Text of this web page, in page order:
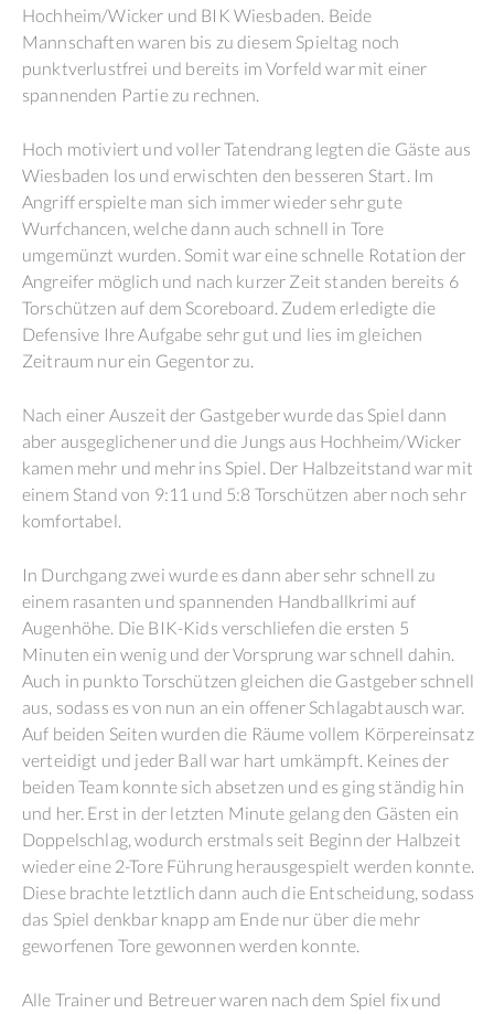
Hochheim/Wicker und BIK Wiesbaden. Beide
Mannschaften waren bis zu diesem Spieltag noch
punktverlustfrei und bereits im Vorfeld war mit einer
spannenden Partie zu rechnen.
Hoch motiviert und voller Tatendrang legten die Gäste aus
Wiesbaden los und erwischten den besseren Start. Im
Angriff erspielte man sich immer wieder sehr gute
Wurfchancen, welche dann auch schnell in Tore
umgemünzt wurden. Somit war eine schnelle Rotation der
Angreifer möglich und nach kurzer Zeit standen bereits 6
Torschützen auf dem Scoreboard. Zudem erledigte die
Defensive Ihre Aufgabe sehr gut und lies im gleichen
Zeitraum nur ein Gegentor zu.
Nach einer Auszeit der Gastgeber wurde das Spiel dann
aber ausgeglichener und die Jungs aus Hochheim/Wicker
kamen mehr und mehr ins Spiel. Der Halbzeitstand war mit
einem Stand von 9:11 und 5:8 Torschützen aber noch sehr
komfortabel.
In Durchgang zwei wurde es dann aber sehr schnell zu
einem rasanten und spannenden Handballkrimi auf
Augenhöhe. Die BIK-Kids verschliefen die ersten 5
Minuten ein wenig und der Vorsprung war schnell dahin.
Auch in punkto Torschützen gleichen die Gastgeber schnell
aus, sodass es von nun an ein offener Schlagabtausch war.
Auf beiden Seiten wurden die Räume vollem Körpereinsatz
verteidigt und jeder Ball war hart umkämpft. Keines der
beiden Team konnte sich absetzen und es ging ständig hin
und her. Erst in der letzten Minute gelang den Gästen ein
Doppelschlag, wodurch erstmals seit Beginn der Halbzeit
wieder eine 2-Tore Führung herausgespielt werden konnte.
Diese brachte letztlich dann auch die Entscheidung, sodass
das Spiel denkbar knapp am Ende nur über die mehr
geworfenen Tore gewonnen werden konnte.
Alle Trainer und Betreuer waren nach dem Spiel fix und